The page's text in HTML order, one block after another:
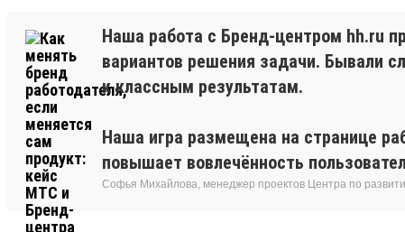
Наша работа с Бренд-центром hh.ru
вариантов решения задачи. Бывали
к классным результатам.
Наша игра размещена на странице
повышает вовлечённость
Софья Михайлова, менеджер проектов Центра по